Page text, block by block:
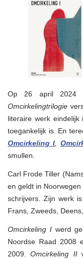
Op 26 april 2024
Omcirkelingtrilogie
literaire werk
toegankelijk is. En
Omcirkeling I
smullen.
Carl Frode Tiller
en geldt in
schrijvers. Zijn werk
Frans, Zweeds,
Omcirkeling Iwerd
Noordse Raad 2008
2009.Omcirkeling II